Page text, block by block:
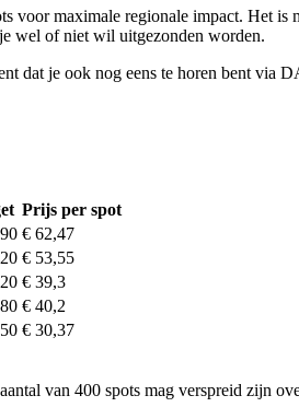
voor maximale regionale impact. Het
wel of niet wil uitgezonden worden.
dat je ook nog eens te horen bent via
Prijs per spot
€ 62,47
€ 53,55
€ 39,3
€ 40,2
€ 30,37
van 400 spots mag verspreid zijn